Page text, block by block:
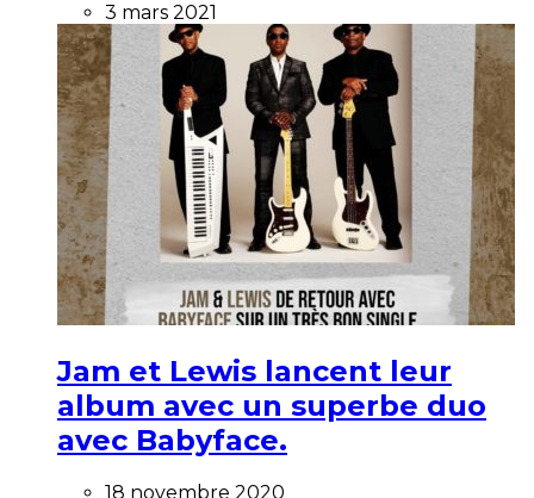
3 mars 2021
Jam et Lewis lancent leur
album avec un superbe duo
avec Babyface.
18 novembre 2020